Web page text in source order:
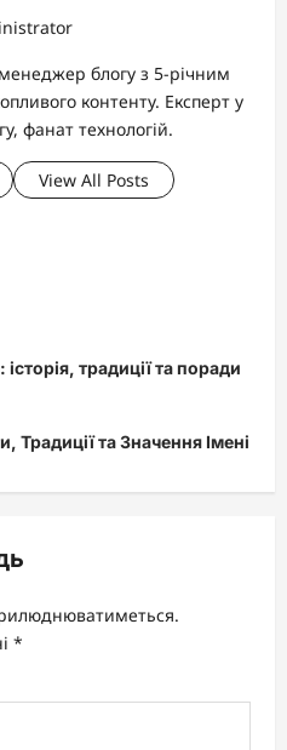
блогу з 5-річним
контенту. Експерт у
фанат технологій.
View All Posts
традиції та поради
Традиції та Значення Імені
*